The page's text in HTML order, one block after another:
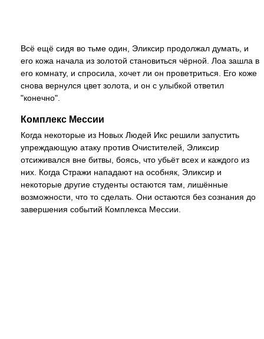
Всё ещё сидя во тьме один, Эликсир продолжал думать, и
его кожа начала из золотой становиться чёрной. Лоа зашла в
его комнату, и спросила, хочет ли он проветриться. Его коже
снова вернулся цвет золота, и он с улыбкой ответил
"конечно".
Комплекс Мессии
Когда некоторые из Новых Людей Икс решили запустить
упреждающую атаку против Очистителей, Эликсир
отсиживался вне битвы, боясь, что убьёт всех и каждого из
них. Когда Стражи нападают на особняк, Эликсир и
некоторые другие студенты остаются там, лишённые
возможности, что то сделать. Они остаются без сознания до
завершения событий Комплекса Мессии.